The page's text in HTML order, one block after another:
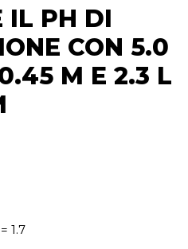
IL PH DI
CON 5.0
M E 2.3 L
1.7